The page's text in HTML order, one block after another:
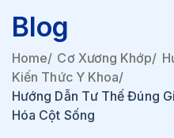
Blog
Home/ Cơ Xương Khớp/
Kiến Thức Y Khoa/
Hướng Dẫn Tư Thế Đúng
Hóa Cột Sống